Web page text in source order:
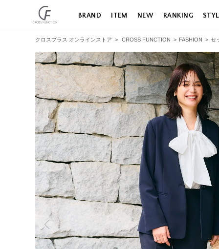
BRAND ITEM NEW RANKING
クロスプラス オンラインストア > CROSS FUNCTION > FASHION > セ